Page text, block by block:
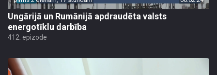
Ungārijā un Rumānijā apdraudēta valsts
energotīklu darbība
412. epizode